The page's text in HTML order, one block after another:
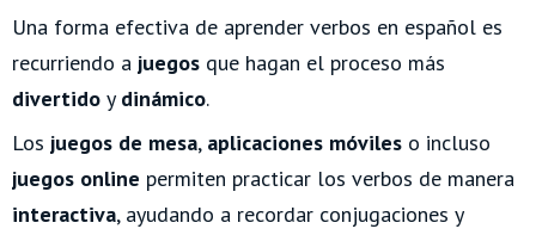
Una forma efectiva de aprender verbos en español es
recurriendo a juegos que hagan el proceso más
divertido y dinámico.
Los juegos de mesa, aplicaciones móviles o incluso
juegos online permiten practicar los verbos de manera
interactiva, ayudando a recordar conjugaciones y